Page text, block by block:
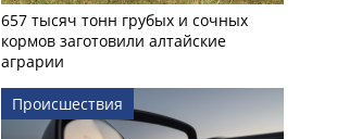
657 тысяч тонн грубых и сочных
кормов заготовили алтайские
аграрии
Происшествия